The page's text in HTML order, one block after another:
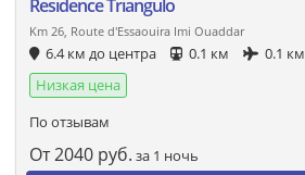
Residence Triangulo
Km 26, Route d'Essaouira Imi Ouaddar
6.4 км до центра 0.1 км
0.1 км
Низкая цена
По отзывам
От2040 руб. за 1 ночь